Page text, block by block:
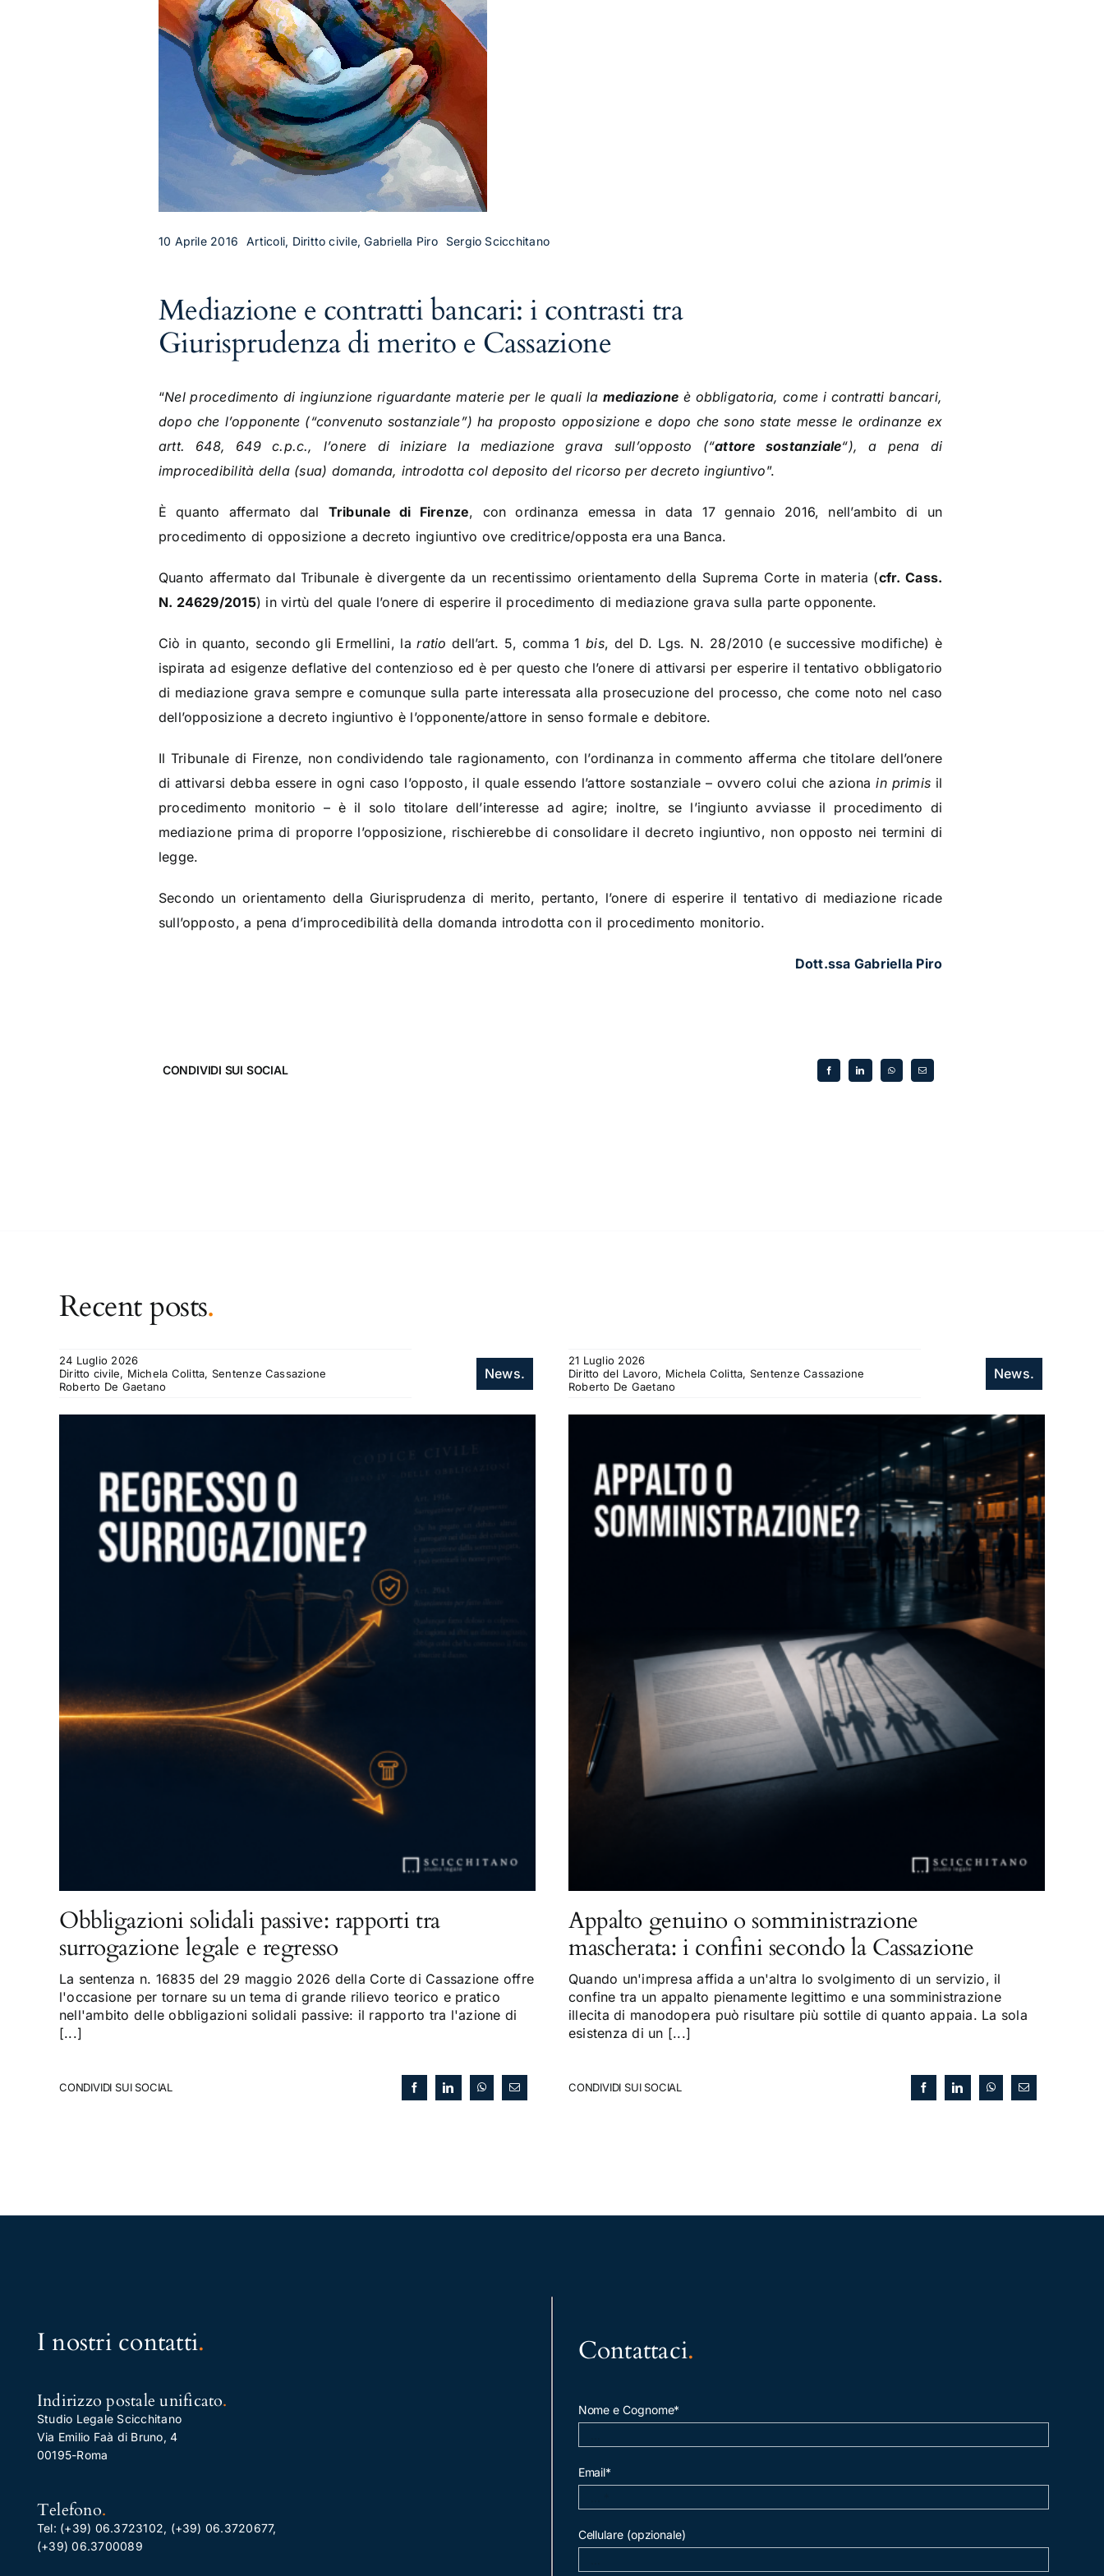
10 Aprile 2016 Articoli, Diritto civile, Gabriella Piro Sergio Scicchitano
Mediazione e contratti bancari: i contrasti tra
Giurisprudenza di merito e Cassazione
“Nel procedimento di ingiunzione riguardante materie per le quali la mediazione è obbligatoria, come i contratti bancari,
dopo che l’opponente (“convenuto sostanziale”) ha proposto opposizione e dopo che sono state messe le ordinanze ex
artt. 648, 649 c.p.c., l’onere di iniziare la mediazione grava sull’opposto (“attore sostanziale“), a pena di
improcedibilità della (sua) domanda, introdotta col deposito del ricorso per decreto ingiuntivo”.
È quanto affermato dal Tribunale di Firenze, con ordinanza emessa in data 17 gennaio 2016, nell’ambito di un
procedimento di opposizione a decreto ingiuntivo ove creditrice/opposta era una Banca.
Quanto affermato dal Tribunale è divergente da un recentissimo orientamento della Suprema Corte in materia (cfr. Cass.
N. 24629/2015) in virtù del quale l’onere di esperire il procedimento di mediazione grava sulla parte opponente.
Ciò in quanto, secondo gli Ermellini, laratio dell’art. 5, comma 1bis, del D. Lgs. N. 28/2010 (e successive modifiche) è
ispirata ad esigenze deflative del contenzioso ed è per questo che l’onere di attivarsi per esperire il tentativo obbligatorio
di mediazione grava sempre e comunque sulla parte interessata alla prosecuzione del processo, che come noto nel caso
dell’opposizione a decreto ingiuntivo è l’opponente/attore in senso formale e debitore.
Il Tribunale di Firenze, non condividendo tale ragionamento, con l’ordinanza in commento afferma che titolare dell’onere
di attivarsi debba essere in ogni caso l’opposto, il quale essendo l’attore sostanziale – ovvero colui che azionain primis il
procedimento monitorio – è il solo titolare dell’interesse ad agire; inoltre, se l’ingiunto avviasse il procedimento di
mediazione prima di proporre l’opposizione, rischierebbe di consolidare il decreto ingiuntivo, non opposto nei termini di
legge.
Secondo un orientamento della Giurisprudenza di merito, pertanto, l’onere di esperire il tentativo di mediazione ricade
sull’opposto, a pena d’improcedibilità della domanda introdotta con il procedimento monitorio.
Dott.ssa Gabriella Piro
CONDIVIDI SUI SOCIAL
Recent posts.
24 Luglio 2026
Diritto civile, Michela Colitta, Sentenze Cassazione
Roberto De Gaetano
News.
Obbligazioni solidali passive: rapporti tra
surrogazione legale e regresso
La sentenza n. 16835 del 29 maggio 2026 della Corte di Cassazione offre
l'occasione per tornare su un tema di grande rilievo teorico e pratico
nell'ambito delle obbligazioni solidali passive: il rapporto tra l'azione di
[...]
CONDIVIDI SUI SOCIAL
21 Luglio 2026
Diritto del Lavoro, Michela Colitta, Sentenze Cassazione
Roberto De Gaetano
News.
Appalto genuino o somministrazione
mascherata: i confini secondo la Cassazione
Quando un'impresa affida a un'altra lo svolgimento di un servizio, il
confine tra un appalto pienamente legittimo e una somministrazione
illecita di manodopera può risultare più sottile di quanto appaia. La sola
esistenza di un [...]
CONDIVIDI SUI SOCIAL
I nostri contatti.
Indirizzo postale unificato.
Studio Legale Scicchitano
Via Emilio Faà di Bruno, 4
00195-Roma
Telefono.
Tel: (+39) 06.3723102, (+39) 06.3720677,
(+39) 06.3700089
Contattaci.
Nome e Cognome*
Email*
Cellulare (opzionale)